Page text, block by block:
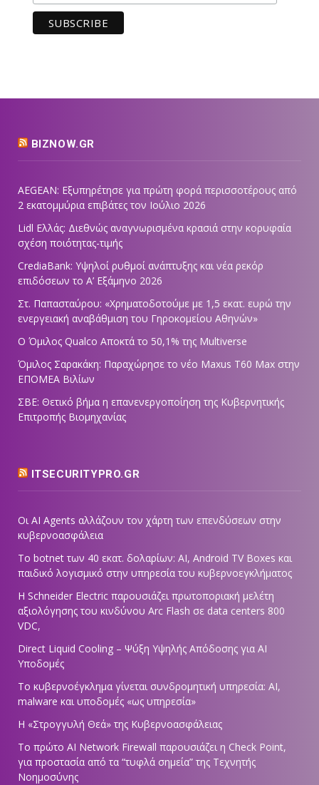
BIZNOW.GR
AEGEAN: Εξυπηρέτησε για πρώτη φορά περισσοτέρους από
2 εκατομμύρια επιβάτες τον Ιούλιο 2026
Lidl Ελλάς: Διεθνώς αναγνωρισμένα κρασιά στην κορυφαία
σχέση ποιότητας-τιμής
CrediaBank: Υψηλοί ρυθμοί ανάπτυξης και νέα ρεκόρ
επιδόσεων το Α’ Εξάμηνο 2026
Στ. Παπασταύρου: «Χρηματοδοτούμε με 1,5 εκατ. ευρώ την
ενεργειακή αναβάθμιση του Γηροκομείου Αθηνών»
Ο Όμιλος Qualco Αποκτά το 50,1% της Multiverse
Όμιλος Σαρακάκη: Παραχώρησε το νέο Maxus T60 Max στην
ΕΠΟΜΕΑ Βιλίων
ΣΒΕ: Θετικό βήμα η επανενεργοποίηση της Κυβερνητικής
Επιτροπής Βιομηχανίας
ITSECURITYPRO.GR
Οι AI Agents αλλάζουν τον χάρτη των επενδύσεων στην
κυβερνοασφάλεια
Το botnet των 40 εκατ. δολαρίων: AI, Android TV Boxes και
παιδικό λογισμικό στην υπηρεσία του κυβερνοεγκλήματος
Η Schneider Electric παρουσιάζει πρωτοποριακή μελέτη
αξιολόγησης του κινδύνου Arc Flash σε data centers 800
VDC,
Direct Liquid Cooling – Ψύξη Υψηλής Απόδοσης για AI
Υποδομές
Το κυβερνοέγκλημα γίνεται συνδρομητική υπηρεσία: AI,
malware και υποδομές «ως υπηρεσία»
Η «Στρογγυλή Θεά» της Κυβερνοασφάλειας
Tο πρώτο AI Network Firewall παρουσιάζει η Check Point,
για προστασία από τα “τυφλά σημεία” της Τεχνητής
Νοημοσύνης